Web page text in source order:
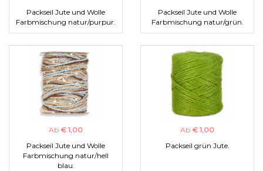
Packseil Jute und Wolle
Farbmischung natur/purpur.
Packseil Jute und Wolle
Farbmischung natur/grün.
Ab € 1,00
Packseil Jute und Wolle
Farbmischung natur/hell
blau.
Ab € 1,00
Packseil grün Jute.